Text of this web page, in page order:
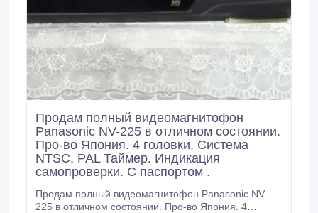
Продам полный видеомагнитофон
Panasonic NV-225 в отличном состоянии.
Про-во Япония. 4 головки. Система
NTSC, PAL Таймер. Индикация
самопроверки. С паспортом .
Продам полный видеомагнитофон Panasonic NV-
225 в отличном состоянии. Про-во Япония. 4